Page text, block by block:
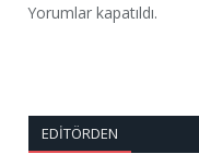
Yorumlar kapatıldı.
EDITÖRDEN